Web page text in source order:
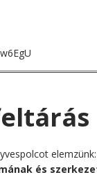
és